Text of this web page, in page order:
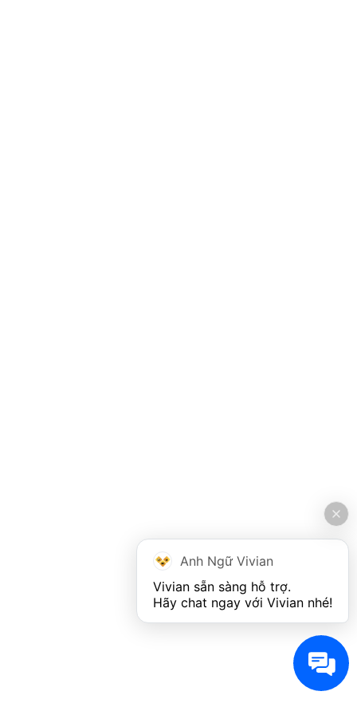
Anh Ngữ Vivian
Vivian sẵn sàng hỗ trợ.
Hãy chat ngay với Vivian nhé!